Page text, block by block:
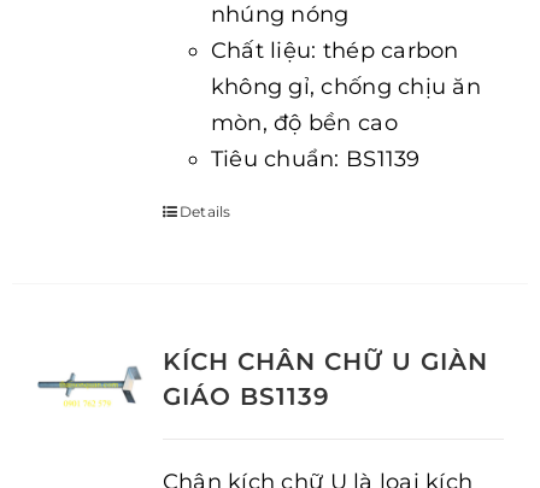
nhúng nóng
Chất liệu: thép carbon
không gỉ, chống chịu ăn
mòn, độ bền cao
Tiêu chuẩn: BS1139
Details
KÍCH CHÂN CHỮ U GIÀN
GIÁO BS1139
Chân kích chữ U là loại kích